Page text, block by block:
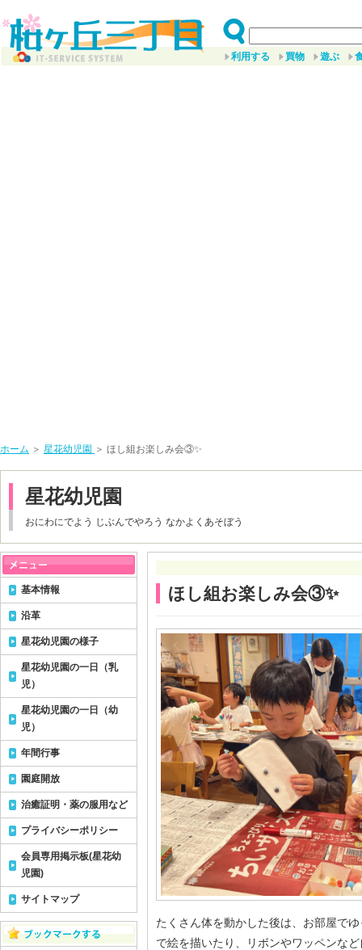
利用する 買物 遊ぶ
ホーム ＞ 星花幼児園 ＞ ほし組お楽しみ会③✨
星花幼児園
おにわにでよう じぶんでやろう なかよくあそぼう
ほし組お楽しみ会③✨
たくさん体を動かした後は、お部屋で
で絵を描いたり、リボンやワッペンな
基本情報
沿革
星花幼児園の様子
星花幼児園の一日（乳
児）
星花幼児園の一日（幼
児）
年間行事
園庭開放
治癒証明・薬の服用など
プライバシーポリシー
会員専用掲示板(星花幼
児園)
サイトマップ